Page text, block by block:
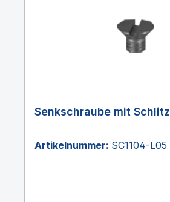
Senkschraube mit Schlitz
Artikelnummer: SC1104-L05